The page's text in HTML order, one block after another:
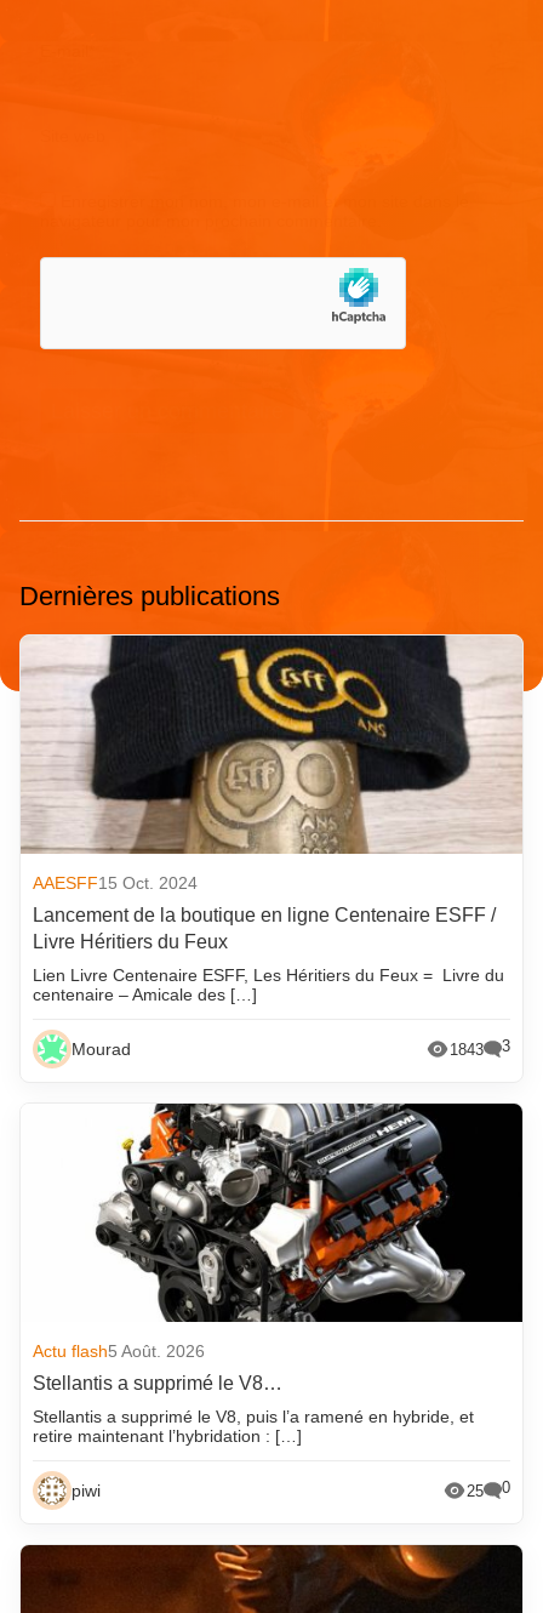
Dernières publications
AAESFF15 Oct. 2024
Lancement de la boutique en ligne Centenaire ESFF /
Livre Héritiers du Feux
Lien Livre Centenaire ESFF, Les Héritiers du Feux = Livre du
centenaire – Amicale des […]
Mourad 1843 3
Actu flash5 Août. 2026
Stellantis a supprimé le V8…
Stellantis a supprimé le V8, puis l’a ramené en hybride, et
retire maintenant l’hybridation : […]
piwi 25 0